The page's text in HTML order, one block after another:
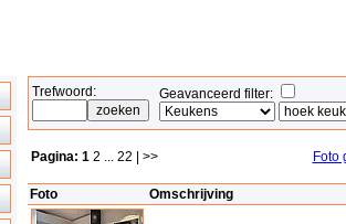
Trefwoord: Geavanceerd filter:
Pagina: 1 2 ... 22 | >> Foto
Foto Omschrijving